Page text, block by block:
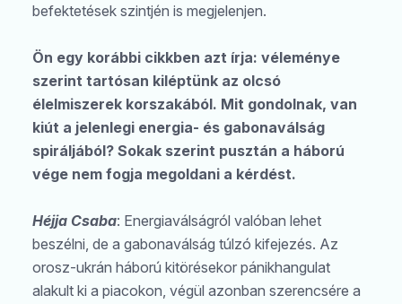
befektetések szintjén is megjelenjen.
Ön egy korábbi cikkben azt írja: véleménye
szerint tartósan kiléptünk az olcsó
élelmiszerek korszakából. Mit gondolnak, van
kiút a jelenlegi energia- és gabonaválság
spiráljából? Sokak szerint pusztán a háború
vége nem fogja megoldani a kérdést.
Héjja Csaba: Energiaválságról valóban lehet
beszélni, de a gabonaválság túlzó kifejezés. Az
orosz-ukrán háború kitörésekor pánikhangulat
alakult ki a piacokon, végül azonban szerencsére a